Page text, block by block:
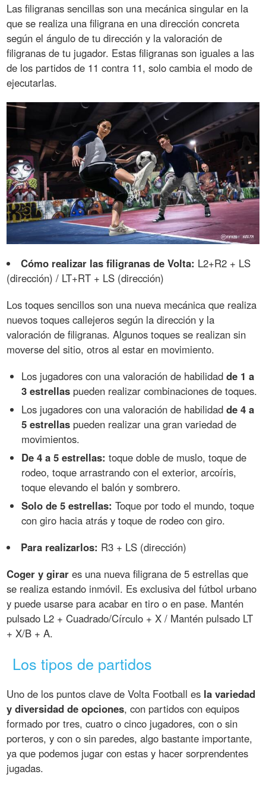
Las filigranas sencillas son una mecánica singular en la
que se realiza una filigrana en una dirección concreta
según el ángulo de tu dirección y la valoración de
filigranas de tu jugador. Estas filigranas son iguales a las
de los partidos de 11 contra 11, solo cambia el modo de
ejecutarlas.
Cómo realizar las filigranas de Volta: L2+R2 + LS
(dirección) / LT+RT + LS (dirección)
Los toques sencillos son una nueva mecánica que realiza
nuevos toques callejeros según la dirección y la
valoración de filigranas. Algunos toques se realizan sin
moverse del sitio, otros al estar en movimiento.
Los jugadores con una valoración de habilidadde 1 a
3 estrellas pueden realizar combinaciones de toques.
Los jugadores con una valoración de habilidadde 4 a
5 estrellas pueden realizar una gran variedad de
movimientos.
De 4 a 5 estrellas: toque doble de muslo, toque de
rodeo, toque arrastrando con el exterior, arcoíris,
toque elevando el balón y sombrero.
Solo de 5 estrellas: Toque por todo el mundo, toque
con giro hacia atrás y toque de rodeo con giro.
Para realizarlos: R3 + LS (dirección)
Coger y girar es una nueva filigrana de 5 estrellas que
se realiza estando inmóvil. Es exclusiva del fútbol urbano
y puede usarse para acabar en tiro o en pase. Mantén
pulsado L2 + Cuadrado/Círculo + X / Mantén pulsado LT
+ X/B + A.
Los tipos de partidos
Uno de los puntos clave de Volta Football es la variedad
y diversidad de opciones, con partidos con equipos
formado por tres, cuatro o cinco jugadores, con o sin
porteros, y con o sin paredes, algo bastante importante,
ya que podemos jugar con estas y hacer sorprendentes
jugadas.